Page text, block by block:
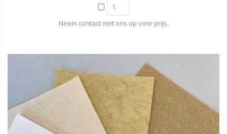
Neem contact met ons op voor prijs.